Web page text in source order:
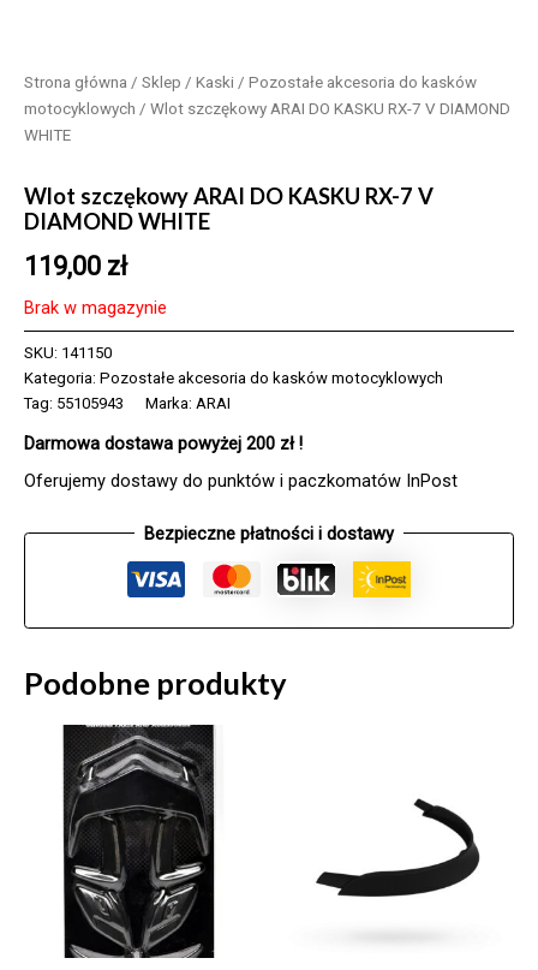
Strona główna / Sklep / Kaski / Pozostałe akcesoria do kasków
motocyklowych / Wlot szczękowy ARAI DO KASKU RX-7 V DIAMOND
WHITE
Wlot szczękowy ARAI DO KASKU RX-7 V
DIAMOND WHITE
119,00 zł
Brak w magazynie
SKU: 141150
Kategoria: Pozostałe akcesoria do kasków motocyklowych
Tag: 55105943 Marka: ARAI
Darmowa dostawa powyżej 200 zł !
Oferujemy dostawy do punktów i paczkomatów InPost
Bezpieczne płatności i dostawy
Podobne produkty